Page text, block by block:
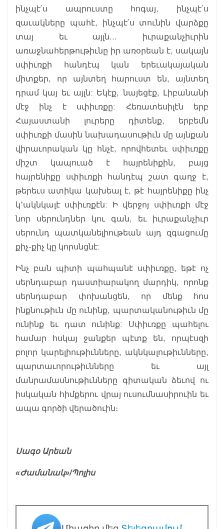
ինչպէ՛ս ապրուստը հոգայ, ինչպէ՛ս
զաւակները պահէ, ինչպէ՛ս տունին վարձքը
տայ եւ այլն… իւրաքանչիւրին
առաջնահերթութիւնը իր առօրեան է, սակայն
սփիւռքի հանդէպ կան երեւակայական
միտքեր, որ այնտեղ հարուստ են, այնտեղ
դրամ կայ եւ այլն: Եկէք, նայեցէք, Լիբանանի
մէջ ինչ է սփիւռքը: Հեռատեսիլէն երբ
Հայաստանի լուրերը դիտենք, երբեմն
սփիւռքի մասին նախադասութիւն մը այնքան
վիրաւորական կը հնչէ, որովհետեւ սփիւռքը
միշտ կապուած է հայրենիքին, բայց
հայրենիքը սփիւռքի հանդէպ շատ գաղջ է,
թերեւս ատիկա կախեալ է, թէ հայրենիքը ինչ
կ՚ակնկալէ սփիւռքէն: Ի վերջոյ սփիւռքի մէջ
նոր սերունդներ կու գան, եւ իւրաքանչիւր
սերունդ պատկանելիութեան այդ զգացումը
քիչ-քիչ կը կորսնցնէ:
Ինչ բան պիտի պահպանէ սփիւռքը, եթէ ոչ
սերնդաբար դաստիարակող մարդիկ, որոնք
սերնդաբար փոխանցեն, որ մենք հոս
ինքնութիւն մը ունինք, պարտականութիւն մը
ունինք եւ դատ ունինք: Սփիւռքը պահելու
համար հսկայ ջանքեր պէտք են, որպէսզի
բոլոր կարելիութիւնները, ակնկալութիւնները,
պարտաւորութիւնները եւ այլ
մանրամասնութիւնները գիտական ձեւով ու
իսկական հիմքերու վրայ ուսումնասիրուին եւ
ապա գործի վերածուին։
Սագօ Արեան
«Ժամանակ»/Պոլիս